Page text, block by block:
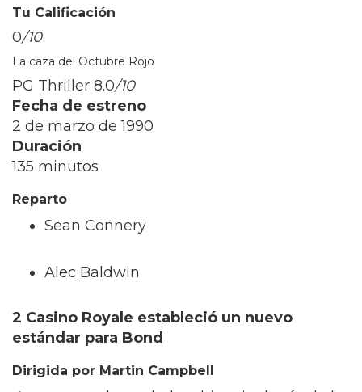
Tu Calificación
0/10
La caza del Octubre Rojo
PG Thriller 8.0/10
Fecha de estreno
2 de marzo de 1990
Duración
135 minutos
Reparto
Sean Connery
Alec Baldwin
2 Casino Royale estableció un nuevo
estándar para Bond
Dirigida por Martin Campbell